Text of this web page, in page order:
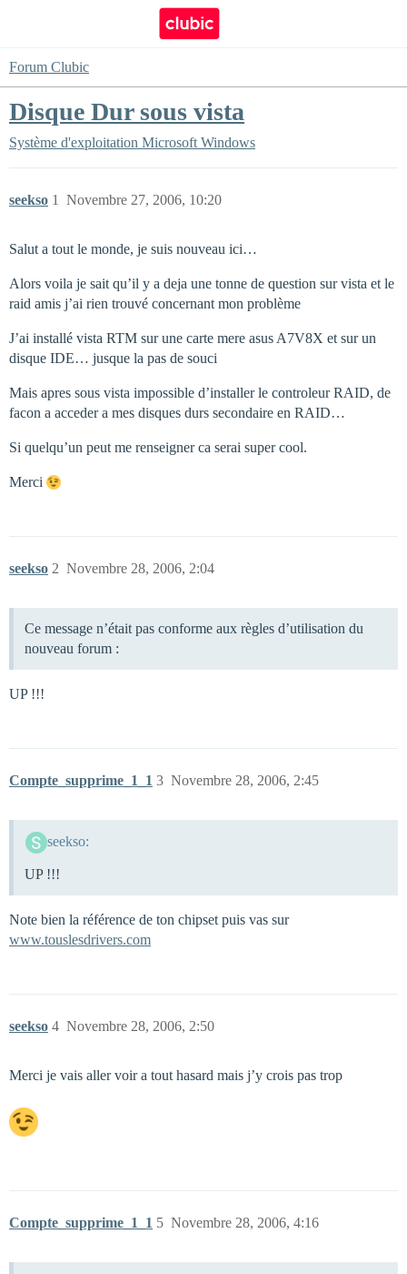
Forum Clubic
Disque Dur sous vista
Système d'exploitation Microsoft Windows
seekso Novembre 27, 2006, 10:20
1
Salut a tout le monde, je suis nouveau ici…
Alors voila je sait qu’il y a deja une tonne de question sur vista et le
raid amis j’ai rien trouvé concernant mon problème
J’ai installé vista RTM sur une carte mere asus A7V8X et sur un
disque IDE… jusque la pas de souci
Mais apres sous vista impossible d’installer le controleur RAID, de
facon a acceder a mes disques durs secondaire en RAID…
Si quelqu’un peut me renseigner ca serai super cool.
Merci
seekso Novembre 28, 2006, 2:04
2
Ce message n’était pas conforme aux règles d’utilisation du
nouveau forum :
UP !!!
Compte_supprime_1_1 Novembre 28, 2006, 2:45
3
seekso:
UP !!!
Note bien la référence de ton chipset puis vas sur
www.touslesdrivers.com
seekso Novembre 28, 2006, 2:50
4
Merci je vais aller voir a tout hasard mais j’y crois pas trop
Compte_supprime_1_1 Novembre 28, 2006, 4:16
5